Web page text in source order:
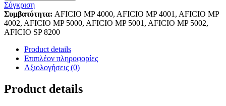
Σύγκριση
Συμβατότητα: AFICIO MP 4000, AFICIO MP 4001, AFICIO MP
4002, AFICIO MP 5000, AFICIO MP 5001, AFICIO MP 5002,
AFICIO SP 8200
Product details
Επιπλέον πληροφορίες
Αξιολογήσεις (0)
Product details